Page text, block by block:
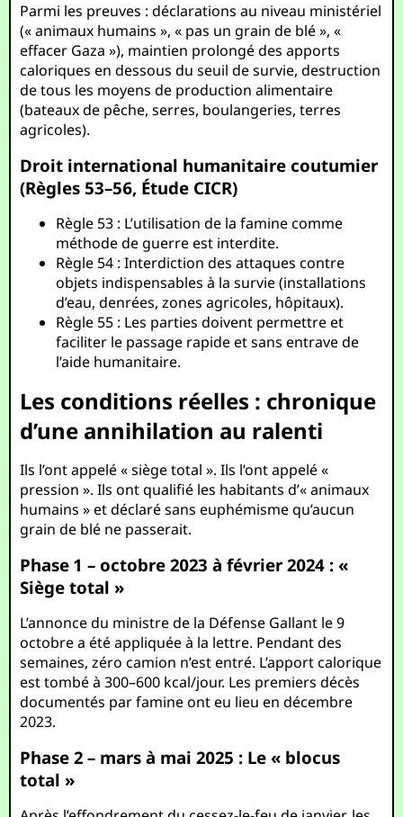
Parmi les preuves : déclarations au niveau ministériel
(« animaux humains », « pas un grain de blé », «
effacer Gaza »), maintien prolongé des apports
caloriques en dessous du seuil de survie, destruction
de tous les moyens de production alimentaire
(bateaux de pêche, serres, boulangeries, terres
agricoles).
Droit international humanitaire coutumier
(Règles 53–56, Étude CICR)
Règle 53 : L’utilisation de la famine comme
méthode de guerre est interdite.
Règle 54 : Interdiction des attaques contre
objets indispensables à la survie (installations
d’eau, denrées, zones agricoles, hôpitaux).
Règle 55 : Les parties doivent permettre et
faciliter le passage rapide et sans entrave de
l’aide humanitaire.
Les conditions réelles : chronique
d’une annihilation au ralenti
Ils l’ont appelé « siège total ». Ils l’ont appelé «
pression ». Ils ont qualifié les habitants d’« animaux
humains » et déclaré sans euphémisme qu’aucun
grain de blé ne passerait.
Phase 1 – octobre 2023 à février 2024 : «
Siège total »
L’annonce du ministre de la Défense Gallant le 9
octobre a été appliquée à la lettre. Pendant des
semaines, zéro camion n’est entré. L’apport calorique
est tombé à 300–600 kcal/jour. Les premiers décès
documentés par famine ont eu lieu en décembre
2023.
Phase 2 – mars à mai 2025 : Le « blocus
total »